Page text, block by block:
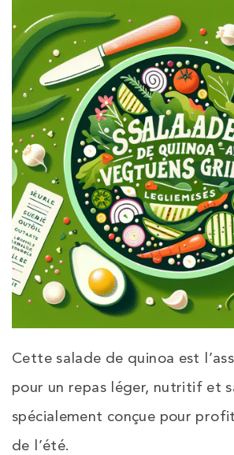
Cette salade de quinoa est
pour un repas léger, nutritif et
spécialement conçue pour
de l’été.